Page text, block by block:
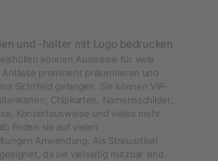
und -halter mit Logo bedrucken
können Ausweise für viele
prominent präsentieren und
Sichtfeld gelangen. Sie können VIP-
Chipkarten, Namensschilder,
Konzertausweise und vieles mehr
finden sie auf vielen
Anwendung. Als Streuartikel
da sie vielseitig nutzbar sind.